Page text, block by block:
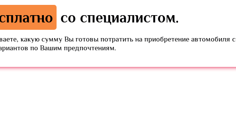
со специалистом.
какую сумму Вы готовы потратить на приобретение автомобиля с
по Вашим предпочтениям.